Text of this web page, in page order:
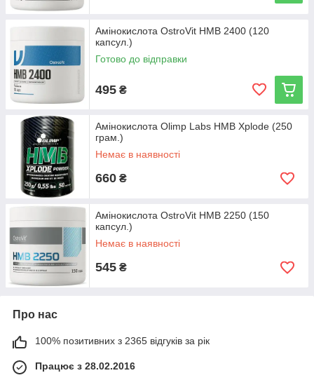
Амінокислота OstroVit HMB 2400 (120
капсул.)
Готово до відправки
495 ₴
Амінокислота Olimp Labs HMB Xplode (250
грам.)
Немає в наявності
660 ₴
Амінокислота OstroVit HMB 2250 (150
капсул.)
Немає в наявності
545 ₴
Про нас
100% позитивних з 2365 відгуків за рік
Працює з 28.02.2016